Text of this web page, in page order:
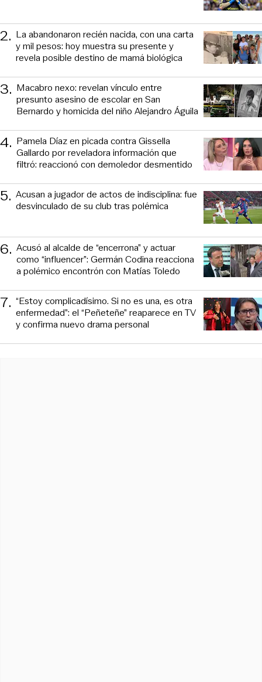
2. La abandonaron recién nacida, con una carta
y mil pesos: hoy muestra su presente y
revela posible destino de mamá biológica
3. Macabro nexo: revelan vínculo entre
presunto asesino de escolar en San
Bernardo y homicida del niño Alejandro Águila
4. Pamela Díaz en picada contra Gissella
Gallardo por reveladora información que
filtró: reaccionó con demoledor desmentido
5. Acusan a jugador de actos de indisciplina: fue
desvinculado de su club tras polémica
6. Acusó al alcalde de “encerrona” y actuar
como “influencer”: Germán Codina reacciona
a polémico encontrón con Matías Toledo
7. “Estoy complicadísimo. Si no es una, es otra
enfermedad”: el “Peñeteñe” reaparece en TV
y confirma nuevo drama personal